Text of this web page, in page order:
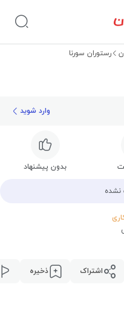
رستوران سورنا
وارد شوید
بدون پیشنهاد
نشده
اشتراک ذخیره